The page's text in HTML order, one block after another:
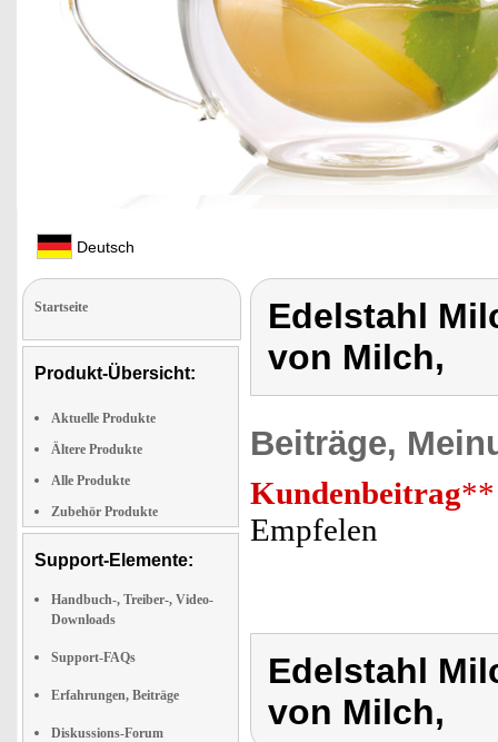
Deutsch
Startseite
Produkt-Übersicht:
Aktuelle Produkte
Ältere Produkte
Alle Produkte
Zubehör Produkte
Support-Elemente:
Handbuch-, Treiber-, Video-
Downloads
Support-FAQs
Erfahrungen, Beiträge
Diskussions-Forum
Edelstahl
von Milch,
Beiträge,
Kundenbeitrag**
Empfelen
Edelstahl
von Milch,